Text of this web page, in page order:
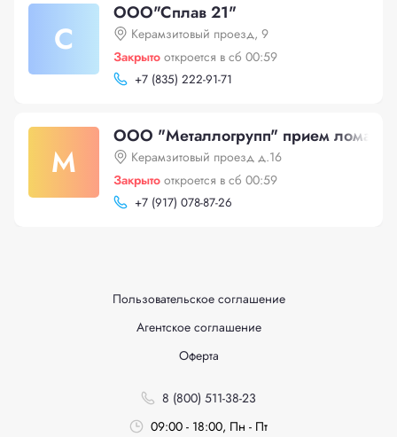
С
ООО"Сплав 21"
Керамзитовый проезд, 9
Закрыто откроется в сб 00:59
+7 (835) 222-91-71
М
ООО "Металлогрупп" прием лома
Керамзитовый проезд д.16
Закрыто откроется в сб 00:59
+7 (917) 078-87-26
Пользовательское соглашение
Агентское соглашение
Оферта
8 (800) 511-38-23
09:00 - 18:00, Пн - Пт